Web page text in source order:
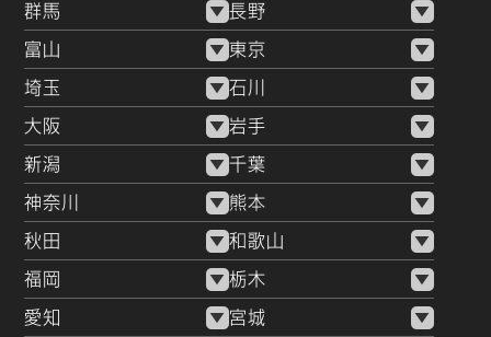
群馬 長野
富山 東京
埼玉 石川
大阪 岩手
新潟 千葉
神奈川 熊本
秋田 和歌山
福岡 栃木
愛知 宮城